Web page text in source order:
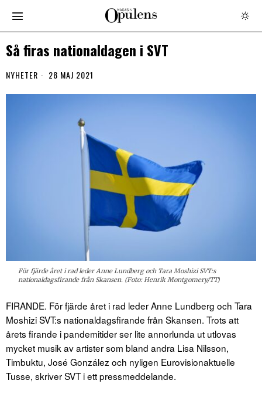
Så firas nationaldagen i SVT
NYHETER 28 MAJ 2021
För fjärde året i rad leder Anne Lundberg och Tara Moshizi SVT:s
nationaldagsfirande från Skansen. (Foto: Henrik Montgomery/TT)
FIRANDE. För fjärde året i rad leder Anne Lundberg och Tara
Moshizi SVT:s nationaldagsfirande från Skansen. Trots att
årets firande i pandemitider ser lite annorlunda ut utlovas
mycket musik av artister som bland andra Lisa Nilsson,
Timbuktu, José González och nyligen Eurovisionaktuelle
Tusse, skriver SVT i ett pressmeddelande.